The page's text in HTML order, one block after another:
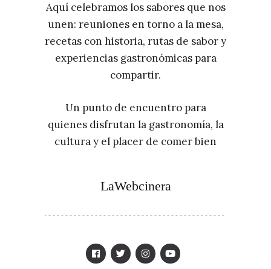
Aquí celebramos los sabores que nos
unen: reuniones en torno a la mesa,
recetas con historia, rutas de sabor y
experiencias gastronómicas para
compartir.
Un punto de encuentro para
quienes disfrutan la gastronomía, la
cultura y el placer de comer bien
LaWebcinera